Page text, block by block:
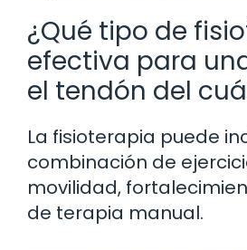
¿Qué tipo de
efectiva para
el tendón del
La fisioterapia puede
combinación de
movilidad,
de terapia manual.